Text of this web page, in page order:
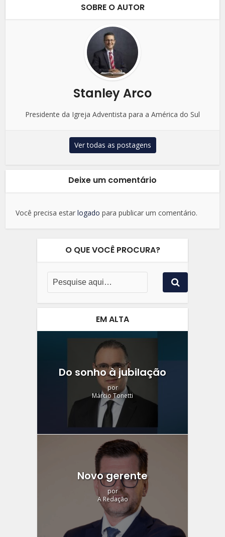
SOBRE O AUTOR
Stanley Arco
Presidente da Igreja Adventista para a América do Sul
Ver todas as postagens
Deixe um comentário
Você precisa estarlogado para publicar um comentário.
O QUE VOCÊ PROCURA?
EM ALTA
Do sonho à jubilação
por
Márcio Tonetti
Novo gerente
por
A Redação